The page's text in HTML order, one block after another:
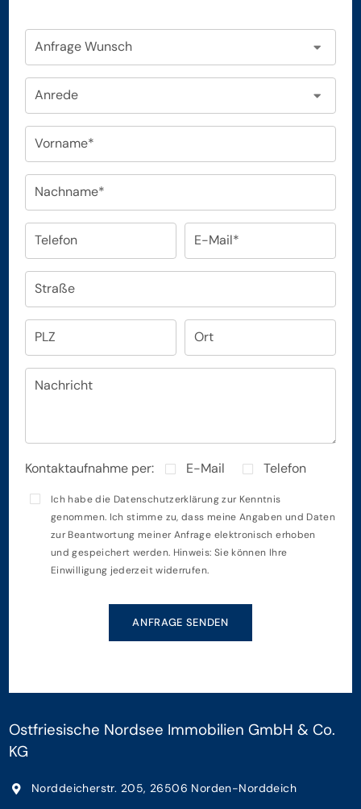
Anfrage Wunsch
Anrede
Vorname*
Nachname*
Telefon E-Mail*
Straße
PLZ Ort
Nachricht
Kontaktaufnahme per: E-Mail Telefon
Ich habe die Datenschutzerklärungzur Kenntnis
genommen. Ich stimme zu, dass meine Angaben und Daten
zur Beantwortung meiner Anfrage elektronisch erhoben
und gespeichert werden. Hinweis: Sie können Ihre
Einwilligung jederzeit widerrufen.
ANFRAGE SENDEN
Ostfriesische Nordsee Immobilien GmbH & Co.
KG
Norddeicherstr. 205, 26506 Norden-Norddeich